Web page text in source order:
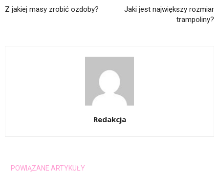
Z jakiej masy zrobić ozdoby?
Jaki jest największy rozmiar
trampoliny?
Redakcja
POWIĄZANE ARTYKUŁY